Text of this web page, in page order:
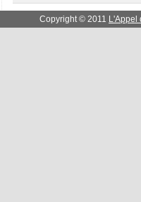
Copyright © 2011 L'Appel